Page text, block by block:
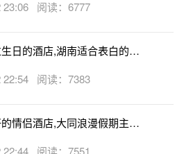
23:06 阅读：6777
日的酒店,湖南适合表白的酒
22:54 阅读：7383
情侣酒店,大同浪漫假期主题
22:44 阅读：7551